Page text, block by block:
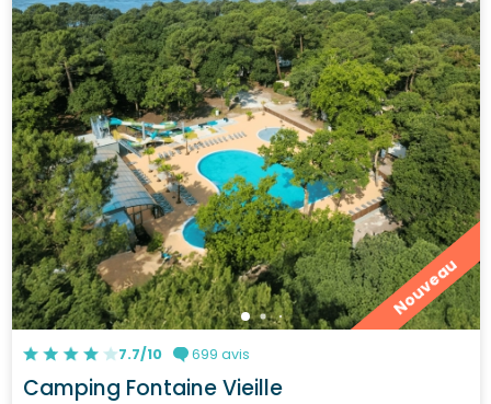
Nouveau
7.7/10 699 avis
Camping Fontaine Vieille